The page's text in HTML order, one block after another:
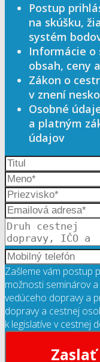
Postup
na skúšku,
systém
Informácie o
obsah, ceny
Zákon o
v znení
Osobné
a platným
údajov
Zašleme vám postup
možnosti seminárov
vedúceho dopravy a
dopravy a cestnej
k legislatíve v cestnej